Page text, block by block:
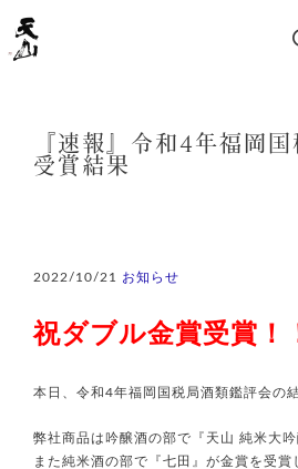
『速報』令和4年福岡
受賞結果
2022/10/21 お知らせ
祝ダブル金賞受賞！
本日、令和4年福岡国税局酒類鑑評会の
弊社商品は吟醸酒の部で『天山 純米大
また純米酒の部で『七田』が金賞を受賞